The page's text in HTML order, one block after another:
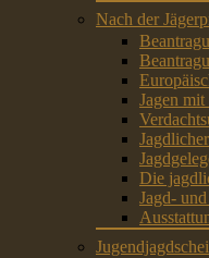
Nach der
Jagen
Die
Jagd-